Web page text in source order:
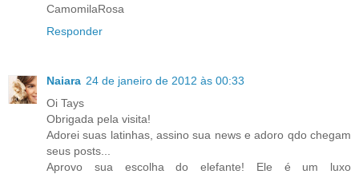
CamomilaRosa
Responder
Naiara 24 de janeiro de 2012 às 00:33
Oi Tays
Obrigada pela visita!
Adorei suas latinhas, assino sua news e adoro qdo chegam
seus posts...
Aprovo sua escolha do elefante! Ele é um luxo